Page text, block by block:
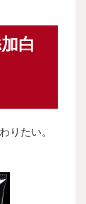
白
りたい。